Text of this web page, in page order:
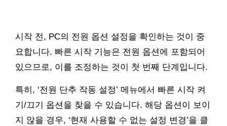
시작 전, PC의 전원 옵션 설정을 확인하는 것이 중
요합니다. 빠른 시작 기능은 전원 옵션에 포함되어
있으므로, 이를 조정하는 것이 첫 번째 단계입니다.
특히, ‘전원 단추 작동 설정’ 메뉴에서 빠른 시작 켜
기/끄기 옵션을 찾을 수 있습니다. 해당 옵션이 보이
지 않을 경우, ‘현재 사용할 수 없는 설정 변경’을 클